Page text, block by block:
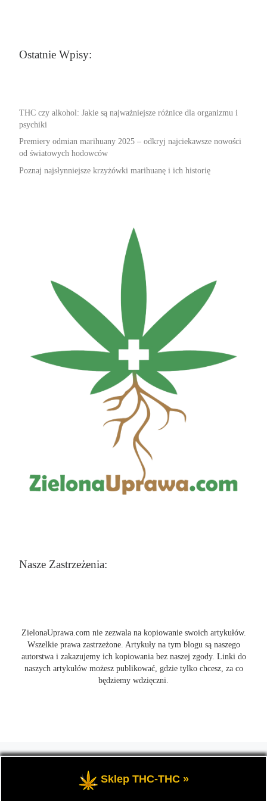
Ostatnie Wpisy:
THC czy alkohol: Jakie są najważniejsze różnice dla organizmu i
psychiki
Premiery odmian marihuany 2025 – odkryj najciekawsze nowości
od światowych hodowców
Poznaj najsłynniejsze krzyżówki marihuanę i ich historię
Nasze Zastrzeżenia:
ZielonaUprawa.com nie zezwala na kopiowanie swoich artykułów.
Wszelkie prawa zastrzeżone. Artykuły na tym blogu są naszego
autorstwa i zakazujemy ich kopiowania bez naszej zgody. Linki do
naszych artykułów możesz publikować, gdzie tylko chcesz, za co
będziemy wdzięczni.
wszystko o uprawie i hodowli marihunay, roślin konopi indoor
oraz outdoor.
Sklep THC-THC »